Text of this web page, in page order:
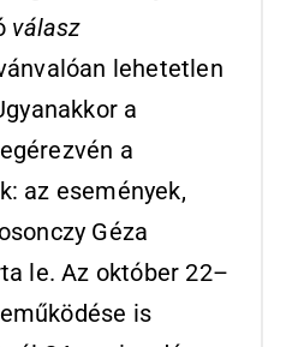
válasz
lehetetlen
a
a
az események,
Géza
le. Az október 22–
is